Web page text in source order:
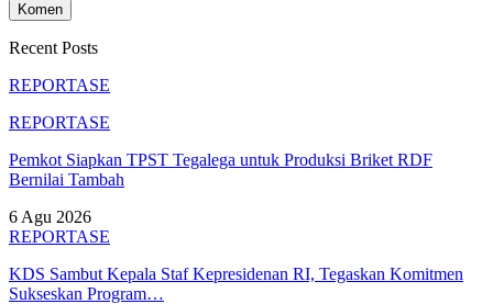
Recent Posts
REPORTASE
REPORTASE
Pemkot Siapkan TPST Tegalega untuk Produksi Briket RDF
Bernilai Tambah
6 Agu 2026
REPORTASE
KDS Sambut Kepala Staf Kepresidenan RI, Tegaskan Komitmen
Sukseskan Program…